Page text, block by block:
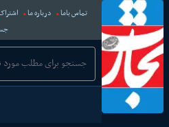
تماس باما درباره ما